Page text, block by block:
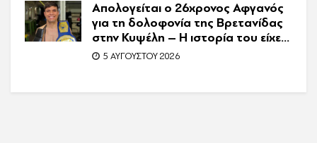
Απολογείται ο 26χρονος Αφγανός
για τη δολοφονία της Βρετανίδας
στην Κυψέλη – Η ιστορία του είχε
γίνει ντοκιμαντέρ
5 ΑΥΓΟΎΣΤΟΥ 2026